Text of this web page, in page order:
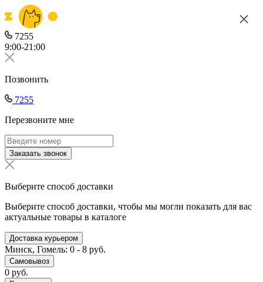
7255
9:00-21:00
Позвонить
7255
Перезвоните мне
Заказать звонок
Выберите способ доставки
Выберите способ доставки, чтобы мы могли показать для вас
актуальные товары в каталоге
Доставка курьером
Минск, Гомель: 0 - 8 руб.
Самовывоз
0 руб.